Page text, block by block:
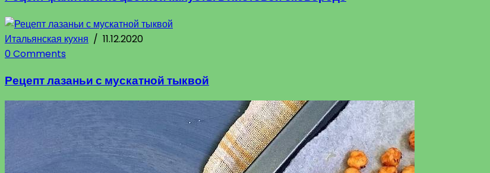
Итальянская кухня / 11.12.2020
0 Comments
Рецепт лазаньи с мускатной тыквой